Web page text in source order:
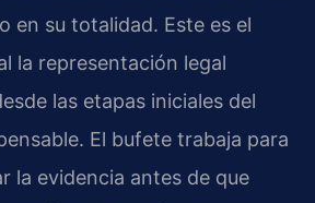
en su totalidad. Este es el
la representación legal
las etapas iniciales del
El bufete trabaja para
la evidencia antes de que